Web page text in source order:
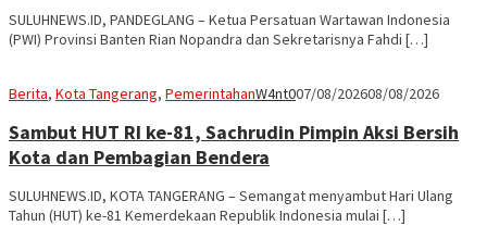
SULUHNEWS.ID, PANDEGLANG – Ketua Persatuan Wartawan Indonesia
(PWI) Provinsi Banten Rian Nopandra dan Sekretarisnya Fahdi […]
Berita, Kota Tangerang, PemerintahanW4nt007/08/202608/08/2026
Sambut HUT RI ke-81, Sachrudin Pimpin Aksi Bersih
Kota dan Pembagian Bendera
SULUHNEWS.ID, KOTA TANGERANG – Semangat menyambut Hari Ulang
Tahun (HUT) ke-81 Kemerdekaan Republik Indonesia mulai […]